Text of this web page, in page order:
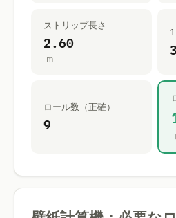
ストリップ長さ
2.60
m 3
ロール数（正確）
9